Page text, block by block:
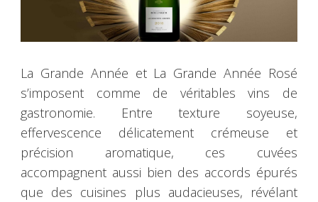
La Grande Année et La Grande Année Rosé
s’imposent comme de véritables vins de
gastronomie. Entre texture soyeuse,
effervescence délicatement crémeuse et
précision aromatique, ces cuvées
accompagnent aussi bien des accords épurés
que des cuisines plus audacieuses, révélant